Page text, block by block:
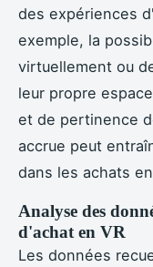
des expériences
exemple, la
virtuellement ou
leur propre
et de pertinence
accrue peut
dans les achats
Analyse des
d'achat en VR
Les données